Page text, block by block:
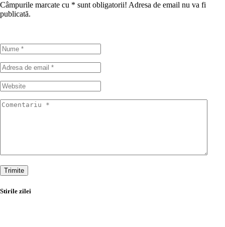
Câmpurile marcate cu * sunt obligatorii! Adresa de email nu va fi
publicată.
Trimite
Stirile zilei